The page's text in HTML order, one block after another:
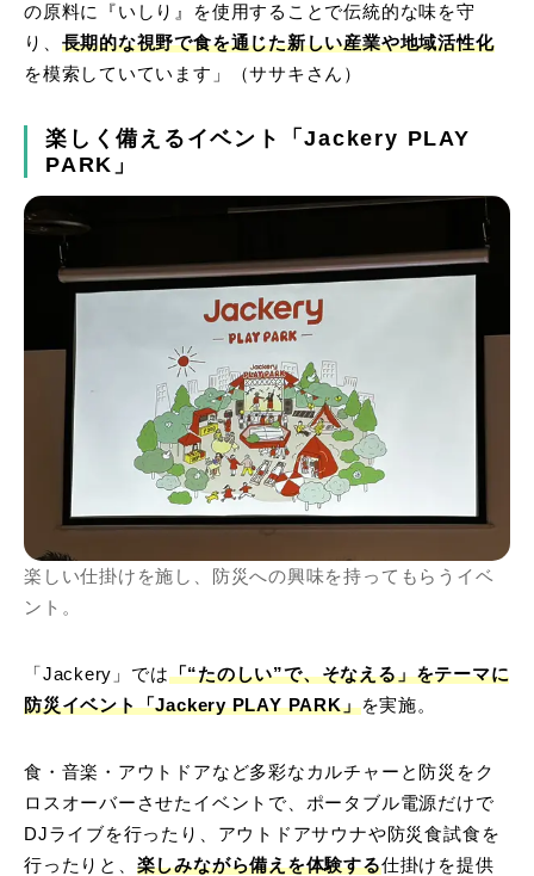
の原料に『いしり』を使用することで伝統的な味を守
り、 長期的な視野で食を通じた新しい産業や地域活性化
を模索していています」（ササキさん）
楽しく備えるイベント「Jackery PLAY
PARK」
楽しい仕掛けを施し、防災への興味を持ってもらうイベ
ント。
「Jackery」では「“たのしい”で、そなえる」をテーマに
防災イベント「Jackery PLAY PARK」を実施。
食・音楽・アウトドアなど多彩なカルチャーと防災をク
ロスオーバーさせたイベントで、ポータブル電源だけで
DJライブを行ったり、アウトドアサウナや防災食試食を
行ったりと、 楽しみながら備えを体験する仕掛けを提供